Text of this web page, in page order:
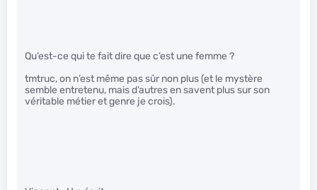
Qu’est-ce qui te fait dire que c’est une femme ?
tmtruc, on n’est même pas sûr non plus (et le mystère
semble entretenu, mais d’autres en savent plus sur son
véritable métier et genre je crois).